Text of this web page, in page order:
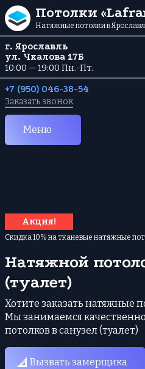
Перейти к содержанию
Потолки
Натяжные потолки в
г. Ярославль
ул. Чкалова 17Б
10:00 — 19:00 Пн.-Пт.
+7 (950) 046-38-54
Заказать звонок
Меню
Акция!
Скидка 10% на тканевые натяжные
Натяжной
(туалет)
Хотите заказать натяжные
Мы занимаемся
потолков в санузел (туалет)
Вызвать замерщика